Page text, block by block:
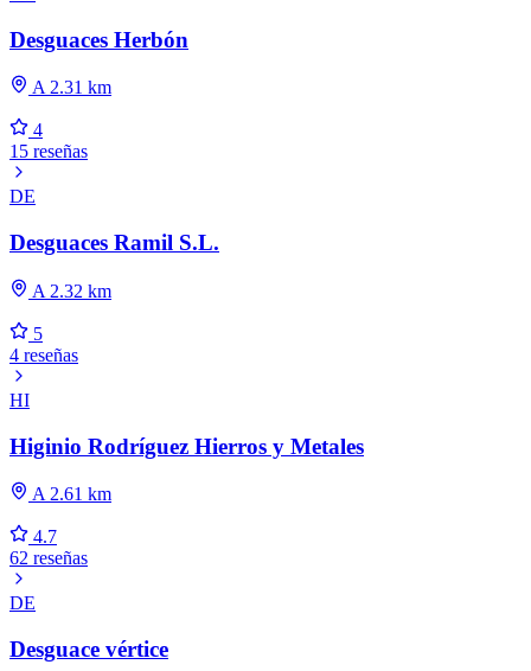
Desguaces Herbón
A 2.31 km
4
15 reseñas
DE
Desguaces Ramil S.L.
A 2.32 km
5
4 reseñas
HI
Higinio Rodríguez Hierros y Metales
A 2.61 km
4.7
62 reseñas
DE
Desguace vértice